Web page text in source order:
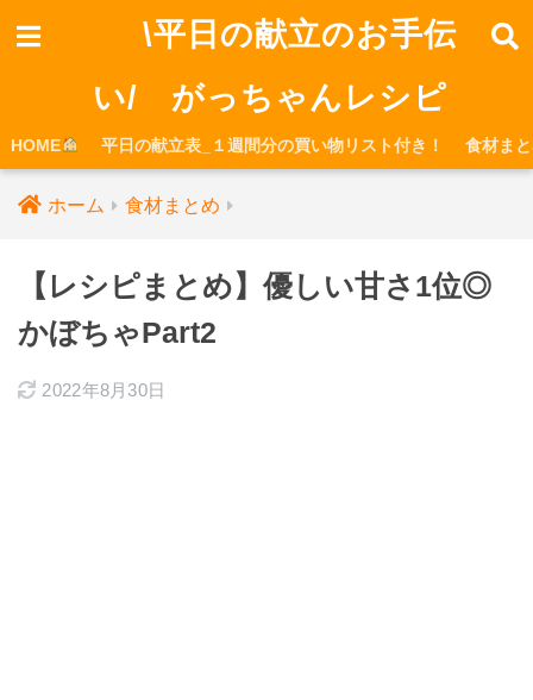
\平日の献立のお手伝
い/ がっちゃんレシピ
HOME 平日の献立表_１週間分の買い物リスト付き！ 食材ま
ホーム 食材まとめ
【レシピまとめ】優しい甘さ1位◎
かぼちゃPart2
2022年8月30日